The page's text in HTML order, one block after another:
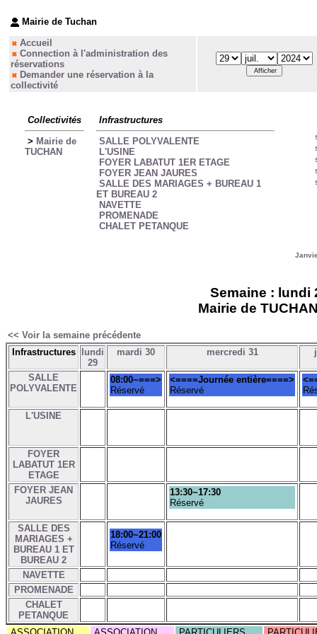
Mairie de Tuchan
Accueil
Connection à l'administration des
réservations
Demander une réservation à la
collectivité
Collectivités
> Mairie de
TUCHAN
Infrastructures
SALLE POLYVALENTE
L'USINE
FOYER LABATUT 1ER ETAGE
FOYER JEAN JAURES
SALLE DES MARIAGES + BUREAU 1
ET BUREAU 2
NAVETTE
PROMENADE
CHALET PETANQUE
Semaine : lundi
Mairie de
<< Voir la semaine précédente
Infrastructures
lundi
29
mardi 30 mercredi 31
SALLE
POLYVALENTE
08:00~===>
Réservé
<====Journée entière====>
Réservé
L'USINE
FOYER
LABATUT 1ER
ETAGE
FOYER JEAN
JAURES
13:30~17:30
Réservé
SALLE DES
MARIAGES +
BUREAU 1 ET
BUREAU 2
18:00~21:00
Réservé
NAVETTE
PROMENADE
CHALET
PETANQUE